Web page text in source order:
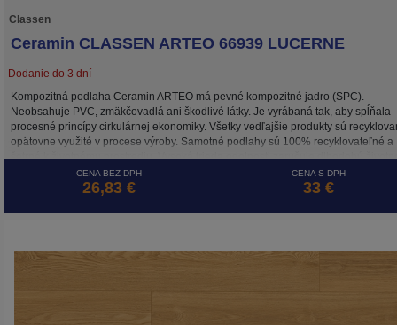
Classen
Ceramin CLASSEN ARTEO 66939 LUCERNE
Dodanie do 3 dní
Kompozitná podlaha Ceramin ARTEO má pevné kompozitné jadro (SPC).
Neobsahuje PVC, zmäkčovadlá ani škodlivé látky. Je vyrábaná tak, aby spĺňala
procesné princípy cirkulárnej ekonomiky. Všetky vedľajšie produkty sú
opätovne využité v procese výroby. Samotné podlahy sú 100% recyklovateľné a
a to aj pri záťaži v komerčne využívaných priestoroch.
CENA BEZ DPH
26,83 €
CENA S DPH
33 €